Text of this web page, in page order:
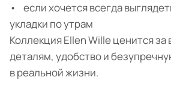
• если хочется всегда
укладки по утрам
Коллекция Ellen Wille ценится за
деталям, удобство и
в реальной жизни.